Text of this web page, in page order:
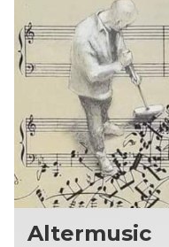
Altermusic